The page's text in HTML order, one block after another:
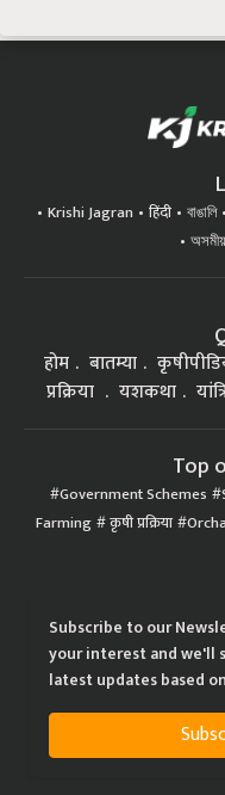
Krishi Jagran हिंदी বাঙালি
होम बातम्या
प्रक्रिया
यशकथा
Top
Government Schemes
Farming कृषी प्रक्रिया
Subscribe to our
your interest and we'll
latest updates based